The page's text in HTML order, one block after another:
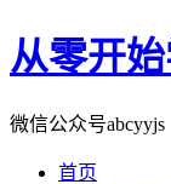
从零开
微信公众号abcyyjs
首页